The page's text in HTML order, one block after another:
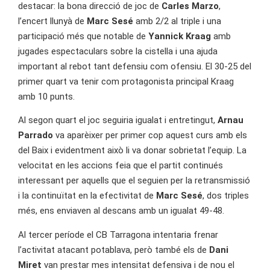
destacar: la bona direcció de joc de Carles Marzo,
l’encert llunyà de Marc Sesé amb 2/2 al triple i una
participació més que notable de Yannick Kraag amb
jugades espectaculars sobre la cistella i una ajuda
important al rebot tant defensiu com ofensiu. El 30-25 del
primer quart va tenir com protagonista principal Kraag
amb 10 punts.
Al segon quart el joc seguiria igualat i entretingut, Arnau
Parrado va aparèixer per primer cop aquest curs amb els
del Baix i evidentment això li va donar sobrietat l’equip. La
velocitat en les accions feia que el partit continués
interessant per aquells que el seguien per la retransmissió
i la continuïtat en la efectivitat de Marc Sesé, dos triples
més, ens enviaven al descans amb un igualat 49-48.
Al tercer període el CB Tarragona intentaria frenar
l’activitat atacant potablava, però també els de Dani
Miret van prestar mes intensitat defensiva i de nou el